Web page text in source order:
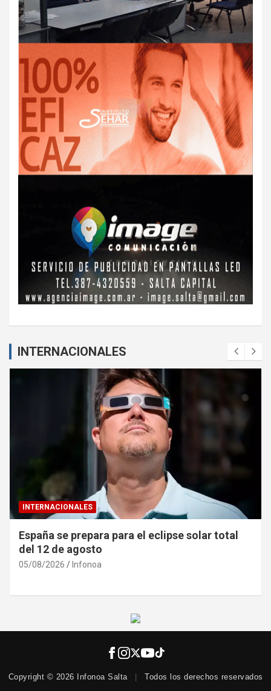
INTERNACIONALES
INTERNACIONALES
España se prepara para el eclipse solar total
del 12 de agosto
05/08/2026 Infonoa
Copyright © 2026 Infonoa Salta Todos los derechos reservados